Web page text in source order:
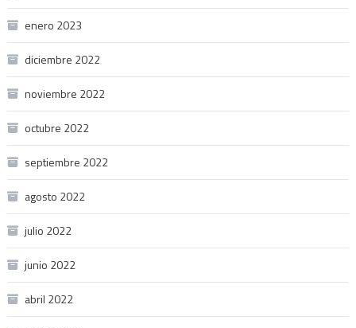
enero 2023
diciembre 2022
noviembre 2022
octubre 2022
septiembre 2022
agosto 2022
julio 2022
junio 2022
abril 2022